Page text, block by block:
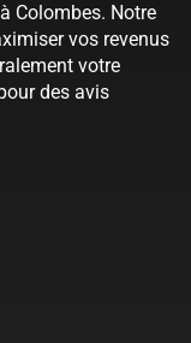
Colombes. Notre
vos revenus
votre
des avis